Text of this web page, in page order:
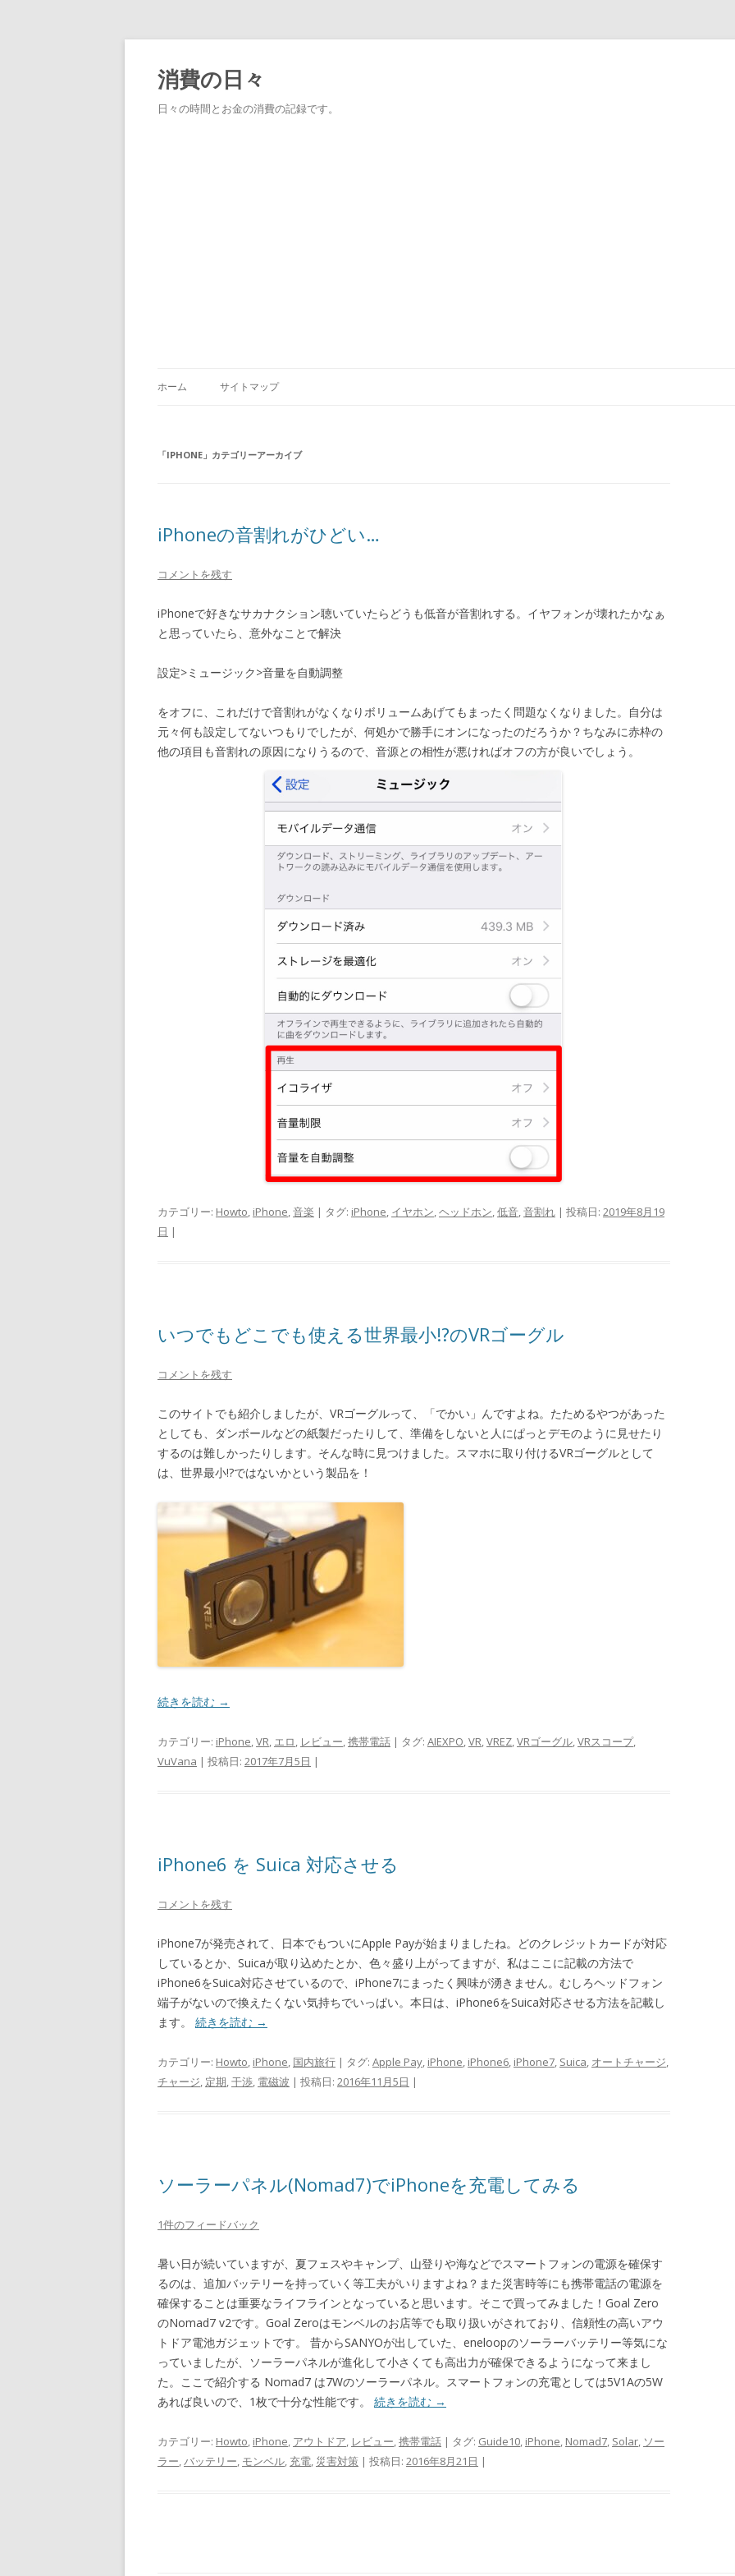
消費の日々
日々の時間とお金の消費の記録です。
ホーム サイトマップ
「IPHONE 」カテゴリーアーカイブ
iPhoneの音割れがひどい…
コメントを残す
iPhoneで好きなサカナクション聴いていたらどうも低音が音割れする。イヤフォンが壊れたかなぁ
と思っていたら、意外なことで解決
設定>ミュージック>音量を自動調整
をオフに、これだけで音割れがなくなりボリュームあげてもまったく問題なくなりました。自分は
元々何も設定してないつもりでしたが、何処かで勝手にオンになったのだろうか？ちなみに赤枠の
他の項目も音割れの原因になりうるので、音源との相性が悪ければオフの方が良いでしょう。
カテゴリー: Howto, iPhone,音楽 | タグ: iPhone, イヤホン,ヘッドホン,低音,音割れ | 投稿日: 2019年8月19
日 |
いつでもどこでも使える世界最小!?のVRゴーグル
コメントを残す
このサイトでも紹介しましたが、VRゴーグルって、「でかい」んですよね。たためるやつがあった
としても、ダンボールなどの紙製だったりして、準備をしないと人にぱっとデモのように見せたり
するのは難しかったりします。そんな時に見つけました。スマホに取り付けるVRゴーグルとして
は、世界最小!?ではないかという製品を！
続きを読む →
カテゴリー: iPhone,VR, エロ, レビュー,携帯電話 | タグ: AIEXPO,VR,VREZ,VRゴーグル,VRスコープ,
VuVana | 投稿日: 2017年7月5日 |
iPhone6 を Suica 対応させる
コメントを残す
iPhone7が発売されて、日本でもついにApple Payが始まりましたね。どのクレジットカードが対応
しているとか、Suicaが取り込めたとか、色々盛り上がってますが、私はここに記載の方法で
iPhone6をSuica対応させているので、iPhone7にまったく興味が湧きません。むしろヘッドフォン
端子がないので換えたくない気持ちでいっぱい。本日は、iPhone6をSuica対応させる方法を記載し
ます。 続きを読む →
カテゴリー: Howto, iPhone, 国内旅行 | タグ: Apple Pay, iPhone, iPhone6, iPhone7, Suica, オートチャージ,
チャージ, 定期,干渉, 電磁波 | 投稿日: 2016年11月5日 |
ソーラーパネル(Nomad7)でiPhoneを充電してみる
1件のフィードバック
暑い日が続いていますが、夏フェスやキャンプ、山登りや海などでスマートフォンの電源を確保す
るのは、追加バッテリーを持っていく等工夫がいりますよね？また災害時等にも携帯電話の電源を
確保することは重要なライフラインとなっていると思います。そこで買ってみました！Goal Zero
のNomad7 v2です。Goal Zeroはモンベルのお店等でも取り扱いがされており、信頼性の高いアウ
トドア電池ガジェットです。
昔からSANYOが出していた、eneloopのソーラーバッテリー等気にな
っていましたが、ソーラーパネルが進化して小さくても高出力が確保できるようになって来まし
た。ここで紹介する Nomad7 は7Wのソーラーパネル。スマートフォンの充電としては5V1Aの5W
あれば良いので、1枚で十分な性能です。 続きを読む →
カテゴリー: Howto, iPhone, アウトドア, レビュー,携帯電話 | タグ: Guide10, iPhone, Nomad7, Solar, ソー
ラー,バッテリー, モンベル, 充電, 災害対策 | 投稿日: 2016年8月21日 |